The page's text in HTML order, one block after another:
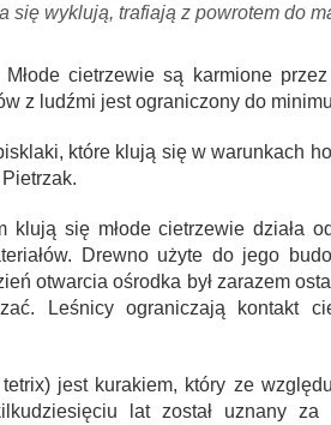
się wyklują, trafiają z powrotem do
Młode cietrzewie są karmione
z ludźmi jest ograniczony do
które klują się w warunkach
klują się młode cietrzewie działa
Drewno użyte do jego
otwarcia ośrodka był zarazem
Leśnicy ograniczają kontakt
jest kurakiem, który ze
lat został uznany